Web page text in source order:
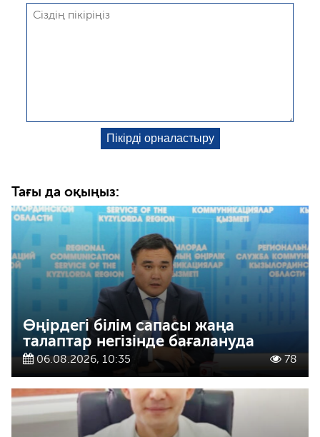
Тағы да оқыңыз:
Өңірдегі білім сапасы жаңа
талаптар негізінде бағалануда
06.08.2026, 10:35 78